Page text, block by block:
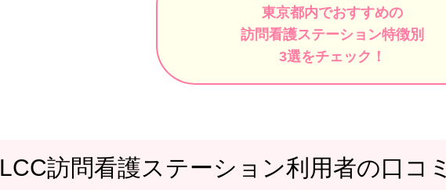
東京都内でおすすめの
訪問看護ステーション特徴別
3選をチェック！
LCC訪問看護ステーション利用者の口コミ